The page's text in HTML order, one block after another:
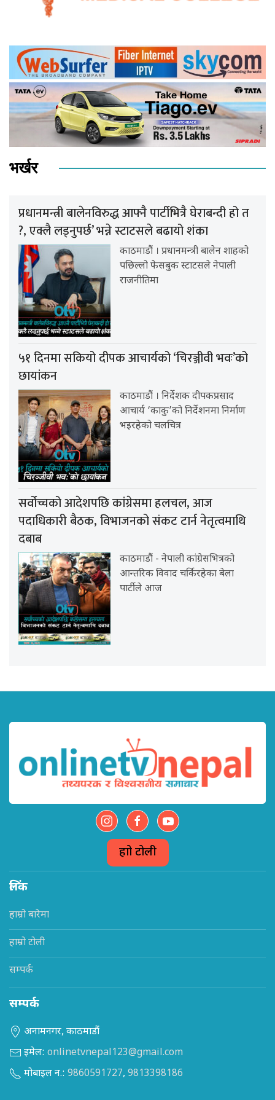
भर्खर
प्रधानमन्त्री बालेनविरुद्ध आफ्नै पार्टीभित्रै घेराबन्दी हो त
?, एक्लै लड्नुपर्छ’ भन्ने स्टाटसले बढायो शंका
काठमाडौं । प्रधानमन्त्री बालेन शाहको
पछिल्लो फेसबुक स्टाटसले नेपाली
राजनीतिमा
५१ दिनमा सकियो दीपक आचार्यको ‘चिरञ्जीवी भवः’को
छायांकन
काठमाडौं । निर्देशक दीपकप्रसाद
आचार्य ‘काकु’को निर्देशनमा निर्माण
भइरहेको चलचित्र
सर्वोच्चको आदेशपछि कांग्रेसमा हलचल, आज
पदाधिकारी बैठक, विभाजनको संकट टार्न नेतृत्वमाथि
दबाब
काठमाडौं - नेपाली कांग्रेसभित्रको
आन्तरिक विवाद चर्किरहेका बेला
पार्टीले आज
हाम्रो टोली
लिंक
हाम्रो बारेमा
हाम्रो टोली
सम्पर्क
सम्पर्क
अनामनगर, काठमाडौं
इमेल: onlinetvnepal123@gmail.com
मोबाइल न.: 9860591727, 9813398186